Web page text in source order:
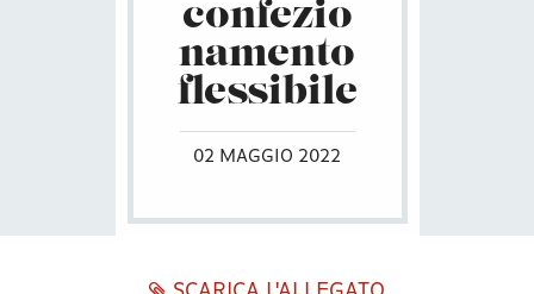
confezio
namento
flessibile
02 MAGGIO 2022